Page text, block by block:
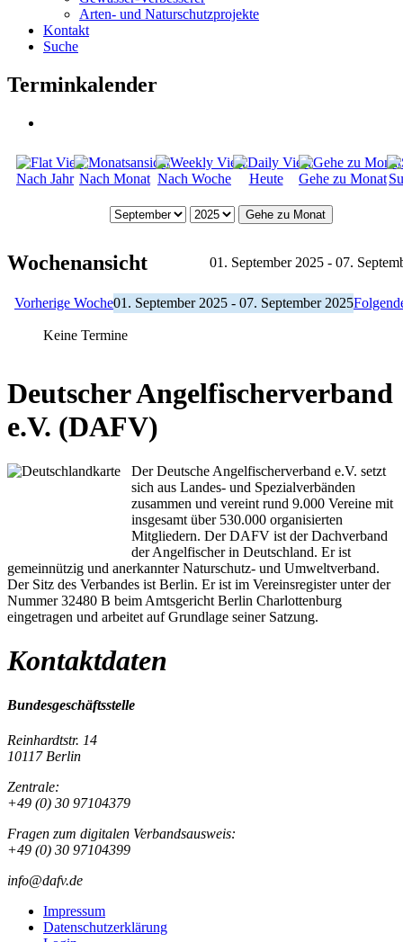
Arten- und Naturschutzprojekte
Kontakt
Suche
Terminkalender
Nach Jahr Nach Monat Nach Woche Heute Gehe zu Monat
Gehe zu Monat
Wochenansicht 01. September 2025 - 07.
Vorherige Woche01. September 2025 - 07. September 2025
Keine Termine
Deutscher Angelfischerverband
e.V. (DAFV)
Der Deutsche Angelfischerverband e.V. setzt
sich aus Landes- und Spezialverbänden
zusammen und vereint rund 9.000 Vereine mit
insgesamt über 530.000 organisierten
Mitgliedern. Der DAFV ist der Dachverband
der Angelfischer in Deutschland. Er ist
gemeinnützig und anerkannter Naturschutz- und Umweltverband.
Der Sitz des Verbandes ist Berlin. Er ist im Vereinsregister unter der
Nummer 32480 B beim Amtsgericht Berlin Charlottenburg
eingetragen und arbeitet auf Grundlage seiner Satzung.
Kontaktdaten
Bundesgeschäftsstelle
Reinhardtstr. 14
10117 Berlin
Zentrale:
+49 (0) 30 97104379
Fragen zum digitalen Verbandsausweis:
+49 (0) 30 97104399
info@dafv.de
Impressum
Datenschutzerklärung